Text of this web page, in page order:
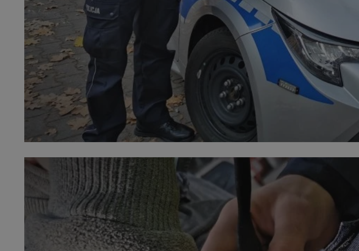
Nazwa
Provider
Domena
SessID orzesze.com.pl 1 rok
QeSessID
orzesze.com.pl 1 rok
MvSessID
orzesze.com.pl 1 rok
VISITOR_PRIVACY_METADATA
YouTube
.youtube.com
5 miesięcy 4
tygodnie
__cf_bm
Cloudflare
.x.com
29 minut 59
CookieScriptConsent
CookieScript
orzesze.com.pl
4 tygodnie 2 dni
__cf_bm
Google Privacy Policy